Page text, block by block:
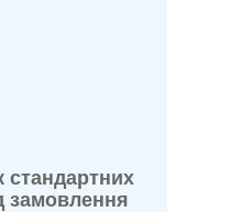
стандартних
замовлення